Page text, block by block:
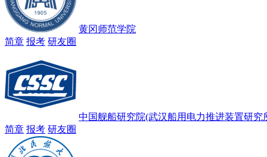
黄冈师范学院
简章 报考 研友圈
中国舰船研究院(武汉船用电力推进装置研究
简章 报考 研友圈